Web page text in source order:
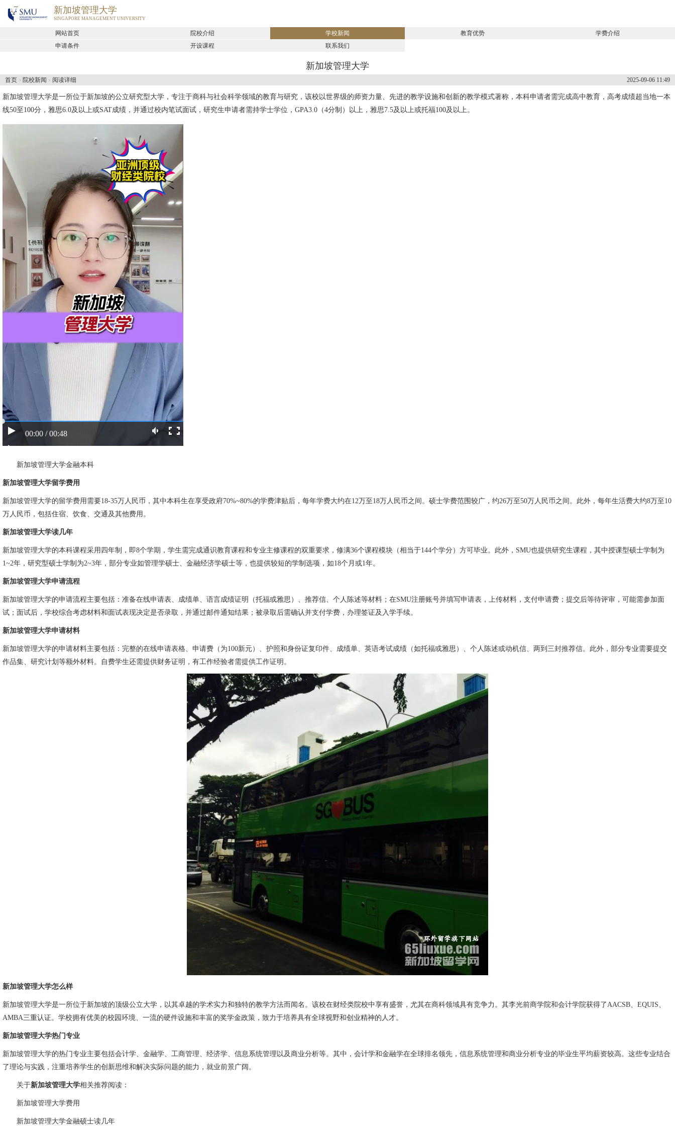
新加坡管理大学
SINGAPORE MANAGEMENT UNIVERSITY
网站首页 院校介绍 学校新闻 教育优势
学费介绍
申请条件
开设课程 联系我们
新加坡管理大学
2025-09-06 11:49
首页 > 院校新闻 > 阅读详细
新加坡管理大学是一所位于新加坡的公立研究型大学，专注于商科与社会科学领域的教育与研究，该校以世界级的师资力量、先进的教学设施和创新的教学模式著称，本科申请者需完成高中教育，高考成绩超当地一本
线50至100分，雅思6.0及以上或SAT成绩，并通过校内笔试面试，研究生申请者需持学士学位，GPA3.0（4分制）以上，雅思7.5及以上或托福100及以上。
00:00 / 00:48
新加坡管理大学金融本科
新加坡管理大学留学费用
新加坡管理大学的留学费用需要18-35万人民币，其中本科生在享受政府70%~80%的学费津贴后，每年学费大约在12万至18万人民币之间。硕士学费范围较广，约26万至50万人民币之间。此外，每年生活费大约8万至10
万人民币，包括住宿、饮食、交通及其他费用。
新加坡管理大学读几年
新加坡管理大学的本科课程采用四年制，即8个学期，学生需完成通识教育课程和专业主修课程的双重要求，修满36个课程模块（相当于144个学分）方可毕业。此外，SMU也提供研究生课程，其中授课型硕士学制为
1~2年，研究型硕士学制为2~3年，部分专业如管理学硕士、金融经济学硕士等，也提供较短的学制选项，如18个月或1年。
新加坡管理大学申请流程
新加坡管理大学的申请流程主要包括：准备在线申请表、成绩单、语言成绩证明（托福或雅思）、推荐信、个人陈述等材料；在SMU注册账号并填写申请表，上传材料，支付申请费；提交后等待评审，可能需参加面
试；面试后，学校综合考虑材料和面试表现决定是否录取，并通过邮件通知结果；被录取后需确认并支付学费，办理签证及入学手续。
新加坡管理大学申请材料
新加坡管理大学的申请材料主要包括：完整的在线申请表格、申请费（为100新元）、护照和身份证复印件、成绩单、英语考试成绩（如托福或雅思）、个人陈述或动机信、两到三封推荐信。此外，部分专业需要提交
作品集、研究计划等额外材料。自费学生还需提供财务证明，有工作经验者需提供工作证明。
新加坡管理大学怎么样
新加坡管理大学是一所位于新加坡的顶级公立大学，以其卓越的学术实力和独特的教学方法而闻名。该校在财经类院校中享有盛誉，尤其在商科领域具有竞争力。其李光前商学院和会计学院获得了AACSB、EQUIS、
AMBA三重认证。学校拥有优美的校园环境、一流的硬件设施和丰富的奖学金政策，致力于培养具有全球视野和创业精神的人才。
新加坡管理大学热门专业
新加坡管理大学的热门专业主要包括会计学、金融学、工商管理、经济学、信息系统管理以及商业分析等。其中，会计学和金融学在全球排名领先，信息系统管理和商业分析专业的毕业生平均薪资较高。这些专业结合
了理论与实践，注重培养学生的创新思维和解决实际问题的能力，就业前景广阔。
关于新加坡管理大学相关推荐阅读：
新加坡管理大学费用
新加坡管理大学金融硕士读几年